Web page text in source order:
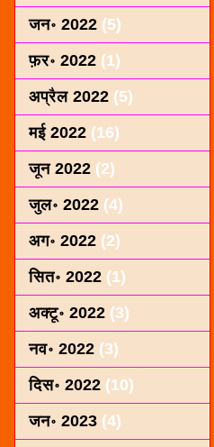
जन॰ 2022 (5)
फ़र॰ 2022 (1)
अप्रैल 2022 (5)
मई 2022 (16)
जून 2022 (2)
जुल॰ 2022 (4)
अग॰ 2022 (2)
सित॰ 2022 (1)
अक्टू॰ 2022 (3)
नव॰ 2022 (3)
दिस॰ 2022 (10)
जन॰ 2023 (4)